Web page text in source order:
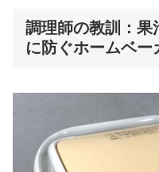
調理師の教訓：果
に防ぐホームベー